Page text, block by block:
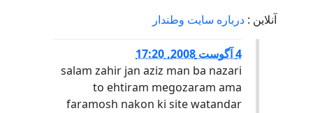
آنلاین : درباره سایت وطندار
4 آگوست 2008, 17:20
salam zahir jan aziz man ba nazari
to ehtiram megozaram ama
faramosh nakon ki site watandar